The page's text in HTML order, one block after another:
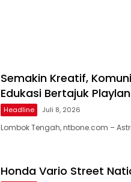
Semakin Kreatif,
Edukasi Bertajuk
Headline Juli 8, 2026
Lombok Tengah, ntbone.com –
Honda Vario Street